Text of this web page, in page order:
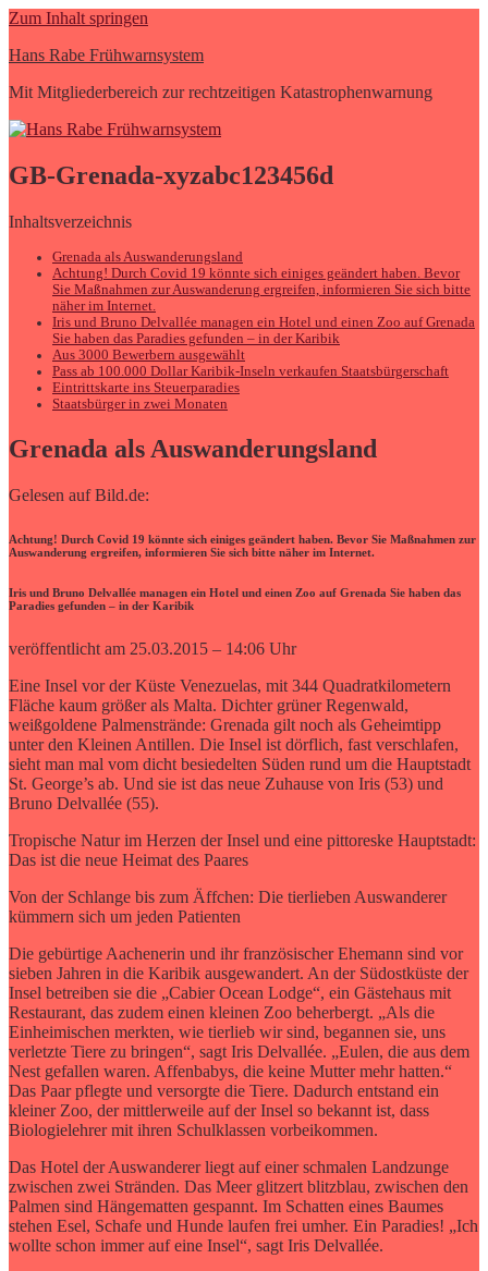
Zum Inhalt springen
Hans Rabe Frühwarnsystem
Mit Mitgliederbereich zur rechtzeitigen Katastrophenwarnung
GB-Grenada-xyzabc123456d
Inhaltsverzeichnis
Grenada als Auswanderungsland
Achtung! Durch Covid 19 könnte sich einiges geändert haben. Bevor
Sie Maßnahmen zur Auswanderung ergreifen, informieren Sie sich bitte
näher im Internet.
Iris und Bruno Delvallée managen ein Hotel und einen Zoo auf Grenada
Sie haben das Paradies gefunden – in der Karibik
Aus 3000 Bewerbern ausgewählt
Pass ab 100.000 Dollar Karibik-Inseln verkaufen Staatsbürgerschaft
Eintrittskarte ins Steuerparadies
Staatsbürger in zwei Monaten
Grenada als Auswanderungsland
Gelesen auf Bild.de:
Achtung! Durch Covid 19 könnte sich einiges geändert haben. Bevor Sie Maßnahmen zur
Auswanderung ergreifen, informieren Sie sich bitte näher im Internet.
Iris und Bruno Delvallée managen ein Hotel und einen Zoo auf Grenada Sie haben das
Paradies gefunden – in der Karibik
veröffentlicht am 25.03.2015 – 14:06 Uhr
Eine Insel vor der Küste Venezuelas, mit 344 Quadratkilometern
Fläche kaum größer als Malta. Dichter grüner Regenwald,
weißgoldene Palmenstrände: Grenada gilt noch als Geheimtipp
unter den Kleinen Antillen. Die Insel ist dörflich, fast verschlafen,
sieht man mal vom dicht besiedelten Süden rund um die Hauptstadt
St. George’s ab. Und sie ist das neue Zuhause von Iris (53) und
Bruno Delvallée (55).
Tropische Natur im Herzen der Insel und eine pittoreske Hauptstadt:
Das ist die neue Heimat des Paares
Von der Schlange bis zum Äffchen: Die tierlieben Auswanderer
kümmern sich um jeden Patienten
Die gebürtige Aachenerin und ihr französischer Ehemann sind vor
sieben Jahren in die Karibik ausgewandert. An der Südostküste der
Insel betreiben sie die „Cabier Ocean Lodge“, ein Gästehaus mit
Restaurant, das zudem einen kleinen Zoo beherbergt. „Als die
Einheimischen merkten, wie tierlieb wir sind, begannen sie, uns
verletzte Tiere zu bringen“, sagt Iris Delvallée. „Eulen, die aus dem
Nest gefallen waren. Affenbabys, die keine Mutter mehr hatten.“
Das Paar pflegte und versorgte die Tiere. Dadurch entstand ein
kleiner Zoo, der mittlerweile auf der Insel so bekannt ist, dass
Biologielehrer mit ihren Schulklassen vorbeikommen.
Das Hotel der Auswanderer liegt auf einer schmalen Landzunge
zwischen zwei Stränden. Das Meer glitzert blitzblau, zwischen den
Palmen sind Hängematten gespannt. Im Schatten eines Baumes
stehen Esel, Schafe und Hunde laufen frei umher. Ein Paradies! „Ich
wollte schon immer auf eine Insel“, sagt Iris Delvallée.